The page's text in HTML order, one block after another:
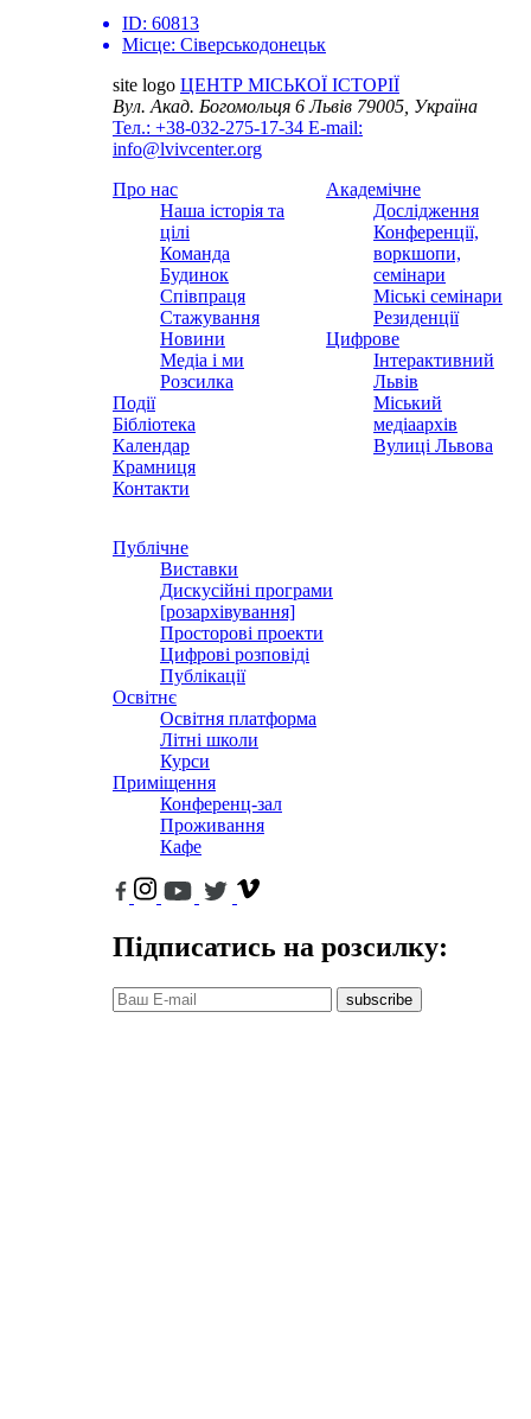
ID: 60813
Місце: Сіверськодонецьк
site logo ЦЕНТР МІСЬКОЇ ІСТОРІЇ
Вул. Акад. Богомольця 6Львів 79005, Україна
Тел.: +38-032-275-17-34 E-mail:
info@lvivcenter.org
Про нас
Наша історія та
цілі
Команда
Будинок
Співпраця
Стажування
Новини
Медіа і ми
Розсилка
Події
Бібліотека
Календар
Крамниця
Контакти
Академічне
Дослідження
Конференції,
воркшопи,
семінари
Міські семінари
Резиденції
Цифрове
Інтерактивний
Львів
Міський
медіаархів
Вулиці Львова
Публічне
Виставки
Дискусійні програми
[розархівування]
Просторові проекти
Цифрові розповіді
Публікації
Освітнє
Освітня платформа
Літні школи
Курси
Приміщення
Конференц-зал
Проживання
Кафе
Підписатись на розсилку:
subscribe